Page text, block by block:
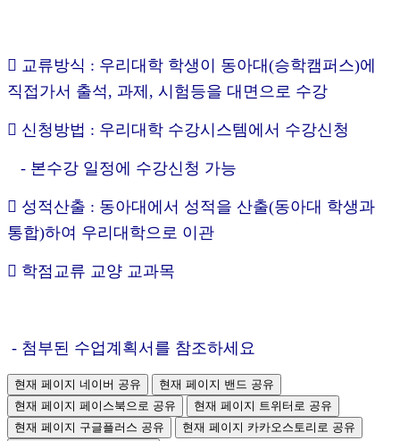
 교류방식 : 우리대학 학생이 동아대(승학캠퍼스)에
직접가서 출석, 과제, 시험등을 대면으로 수강
 신청방법 : 우리대학 수강시스템에서 수강신청
- 본수강 일정에 수강신청 가능
 성적산출 : 동아대에서 성적을 산출(동아대 학생과
통합)하여 우리대학으로 이관
 학점교류 교양 교과목
- 첨부된 수업계획서를 참조하세요
현재 페이지 네이버 공유
현재 페이지 밴드 공유
현재 페이지 페이스북으로 공유
현재 페이지 트위터로 공유
현재 페이지 구글플러스 공유
현재 페이지 카카오스토리로 공유